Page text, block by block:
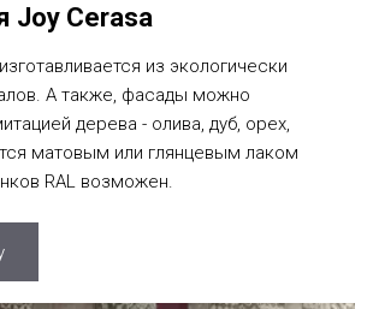
Joy Cerasa
из экологически
А также, фасады можно
дерева - олива, дуб, орех,
матовым или глянцевым лаком
RAL возможен.